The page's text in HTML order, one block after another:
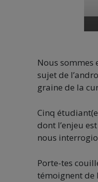
Nous sommes
sujet de
graine de la
Cinq
dont l’enjeu
nous
Porte-tes
témoignent de